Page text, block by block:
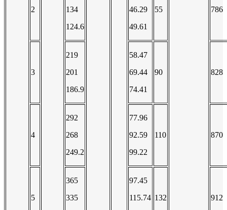
2
134
124.6
46.29
49.61
55 786
3
219
201
186.9
58.47
69.44
74.41
90 828
4
292
268
249.2
77.96
92.59
99.22
110 870
5
365
335
97.45
115.74 132 912